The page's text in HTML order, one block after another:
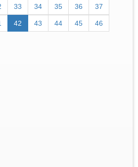
33 34 35 36 37
42 43 44 45 46